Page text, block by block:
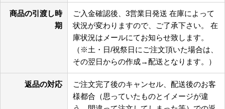
商品の引渡し時
期
ご入金確認後、3営業日発送 在庫によって
状況が変わりますので、ご了承下さい。 在
庫状況はメールにてお知らせ致します。
（※土・日/祝祭日にご注文頂いた場合は、
その翌日からの作成→配送となります。）
返品の対応
ご注文完了後のキャンセル、配送後のお客
様都合（思っていたものとイメージが違